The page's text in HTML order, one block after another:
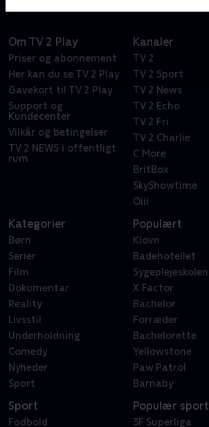
Om TV 2 Play
Priser og abonnement
Her kan du se TV 2 Play
Gavekort til TV 2 Play
Support og
Kundecenter
Vilkår og betingelser
TV 2 NEWS i offentligt
rum
Kanaler
TV 2
TV 2 Sport
TV 2 News
TV 2 Echo
TV 2 Fri
TV 2 Charlie
C More
BritBox
SkyShowtime
Oiii
Kategorier
Børn
Serier
Film
Dokumentar
Reality
Livsstil
Underholdning
Comedy
Nyheder
Sport
Populært
Klovn
Badehotellet
Sygeplejeskolen
X Factor
Bachelor
Forræder
Bachelorette
Yellowstone
Paw Patrol
Barnaby
Sport
Fodbold
Populær sport
3F Superliga